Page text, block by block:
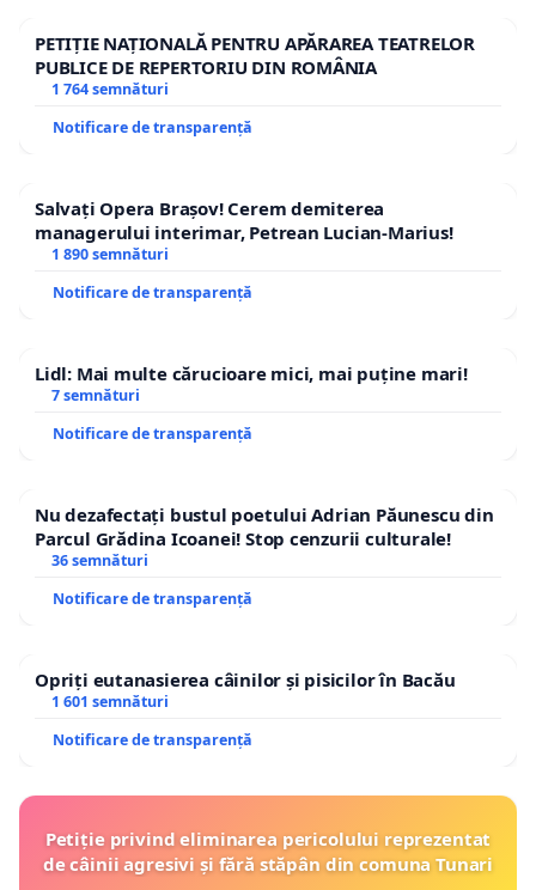
PETIȚIE NAȚIONALĂ PENTRU APĂRAREA TEATRELOR
PUBLICE DE REPERTORIU DIN ROMÂNIA
1 764 semnături
Notificare de transparență
Salvați Opera Brașov! Cerem demiterea
managerului interimar, Petrean Lucian-Marius!
1 890 semnături
Notificare de transparență
Lidl: Mai multe cărucioare mici, mai puține mari!
7 semnături
Notificare de transparență
Nu dezafectați bustul poetului Adrian Păunescu din
Parcul Grădina Icoanei! Stop cenzurii culturale!
36 semnături
Notificare de transparență
Opriți eutanasierea câinilor și pisicilor în Bacău
1 601 semnături
Notificare de transparență
Petiție privind eliminarea pericolului reprezentat
de câinii agresivi și fără stăpân din comuna Tunari